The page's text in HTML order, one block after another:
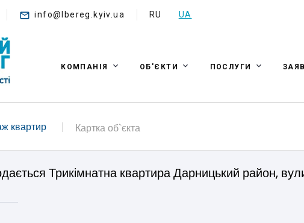
info@lbereg.kyiv.ua RU UA
КОМПАНІЯ ОБ'ЄКТИ ПОСЛУГИ
квартир Картка об`єкта
Трикімнатна квартира Дарницький район,